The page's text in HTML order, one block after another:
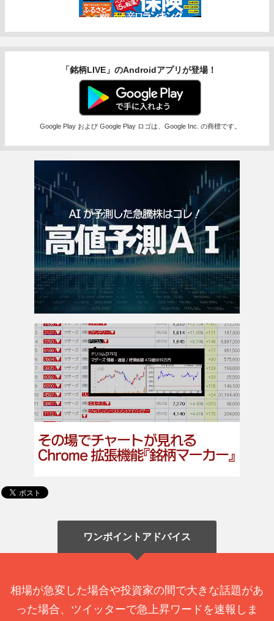
「銘柄LIVE」のAndroidアプリが登場！
Google Play および Google Play ロゴは、Google Inc. の商標です。
ワンポイントアドバイス
相場が急変した場合や投資家の間で大きな話題があ
った場合、ツイッターで急上昇ワードを速報しま